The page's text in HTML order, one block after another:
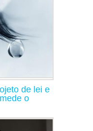
de lei e
o